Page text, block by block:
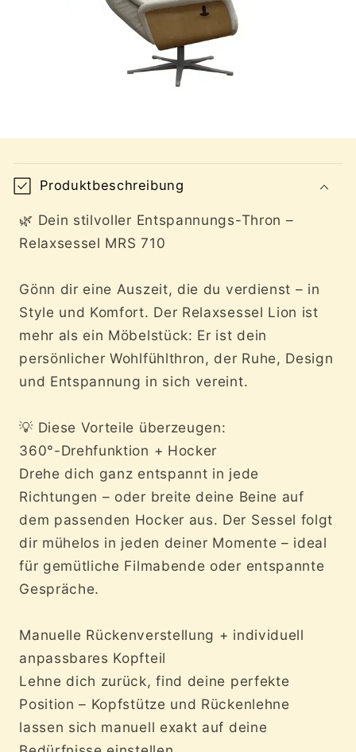
i
n
k
p
p
b
a
n
h
a
Produktbeschreibung
🌿 Dein stilvoller Entspannungs-Thron –
Relaxsessel MRS 710
Gönn dir eine Auszeit, die du verdienst – in
Style und Komfort. Der Relaxsessel Lion ist
mehr als ein Möbelstück: Er ist dein
persönlicher Wohlfühlthron, der Ruhe, Design
und Entspannung in sich vereint.
💡 Diese Vorteile überzeugen:
360°-Drehfunktion + Hocker
Drehe dich ganz entspannt in jede
Richtungen – oder breite deine Beine auf
dem passenden Hocker aus. Der Sessel folgt
dir mühelos in jeden deiner Momente – ideal
für gemütliche Filmabende oder entspannte
Gespräche.
Manuelle Rückenverstellung + individuell
anpassbares Kopfteil
Lehne dich zurück, find deine perfekte
Position – Kopfstütze und Rückenlehne
lassen sich manuell exakt auf deine